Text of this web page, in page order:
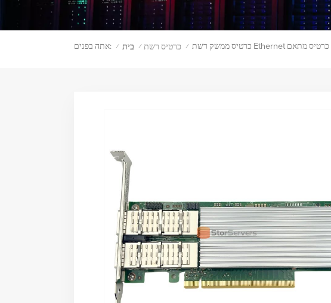
אתה בפנים: / בית / כרטיס רשת /